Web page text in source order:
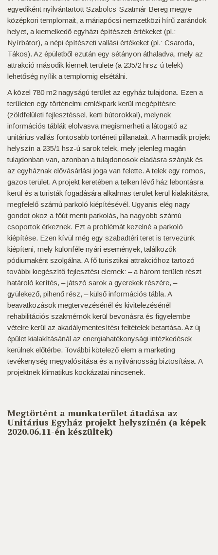
egyediként nyilvántartott Szabolcs-Szatmár Bereg megye
középkori templomait, a máriapócsi nemzetközi hírű zarándok
helyet, a kiemelkedő egyházi építészeti értékeket (pl.:
Nyírbátor), a népi építészeti vallási értékeket (pl.: Csaroda,
Tákos). Az épületből ezután egy sétányon áthaladva, mely az
attrakció második kiemelt területe (a 235/2 hrsz-ú telek)
lehetőség nyílik a templomig elsétálni.
A közel 780 m2 nagyságú terület az egyház tulajdona. Ezen a
területen egy történelmi emlékpark kerül megépítésre
(zöldfelületi fejlesztéssel, kerti bútorokkal), melynek
információs tábláit elolvasva megismerheti a látogató az
unitárius vallás fontosabb történeti pillanatait. A harmadik projekt
helyszín a 235/1 hsz-ú sarok telek, mely jelenleg magán
tulajdonban van, azonban a tulajdonosok eladásra szánják és
az egyháznak elővásárlási joga van felette. A telek egy romos,
gazos terület. A projekt keretében a telken lévő ház lebontásra
kerül és a turisták fogadására alkalmas terület kerül kialakításra,
megfelelő számú parkoló kiépítésévél. Ugyanis elég nagy
gondot okoz a főút menti parkolás, ha nagyobb számú
csoportok érkeznek. Ezt a problémát kezelné a parkoló
kiépítése. Ezen kívül még egy szabadtéri teret is tervezünk
kiépíteni, mely különféle nyári események, találkozók
pódiumaként szolgálna. A fő turisztikai attrakcióhoz tartozó
további kiegészítő fejlesztési elemek: – a három területi részt
határoló kerítés, – játszó sarok a gyerekek részére, –
gyülekező, pihenő rész, – külső információs tábla. A
beavatkozások megtervezésénél és kivitelezésénél
rehabilitációs szakmérnök kerül bevonásra és figyelembe
vételre kerül az akadálymentesítési feltételek betartása. Az új
épület kialakításánál az energiahatékonysági intézkedések
kerülnek előtérbe. További kötelező elem a marketing
tevékenység megvalósítása és a nyilvánosság biztosítása. A
projektnek klimatikus kockázatai nincsenek.
Megtörtént a munkaterület átadása az
Unitárius Egyház projekt helyszínén (a képek
2020.06.11-én készültek)